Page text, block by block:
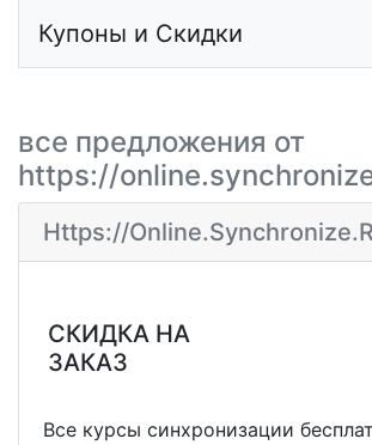
Купоны и Скидки
все предложения от
https://
Https://
СКИДКА НА
ЗАКАЗ
Все курсы синхронизации